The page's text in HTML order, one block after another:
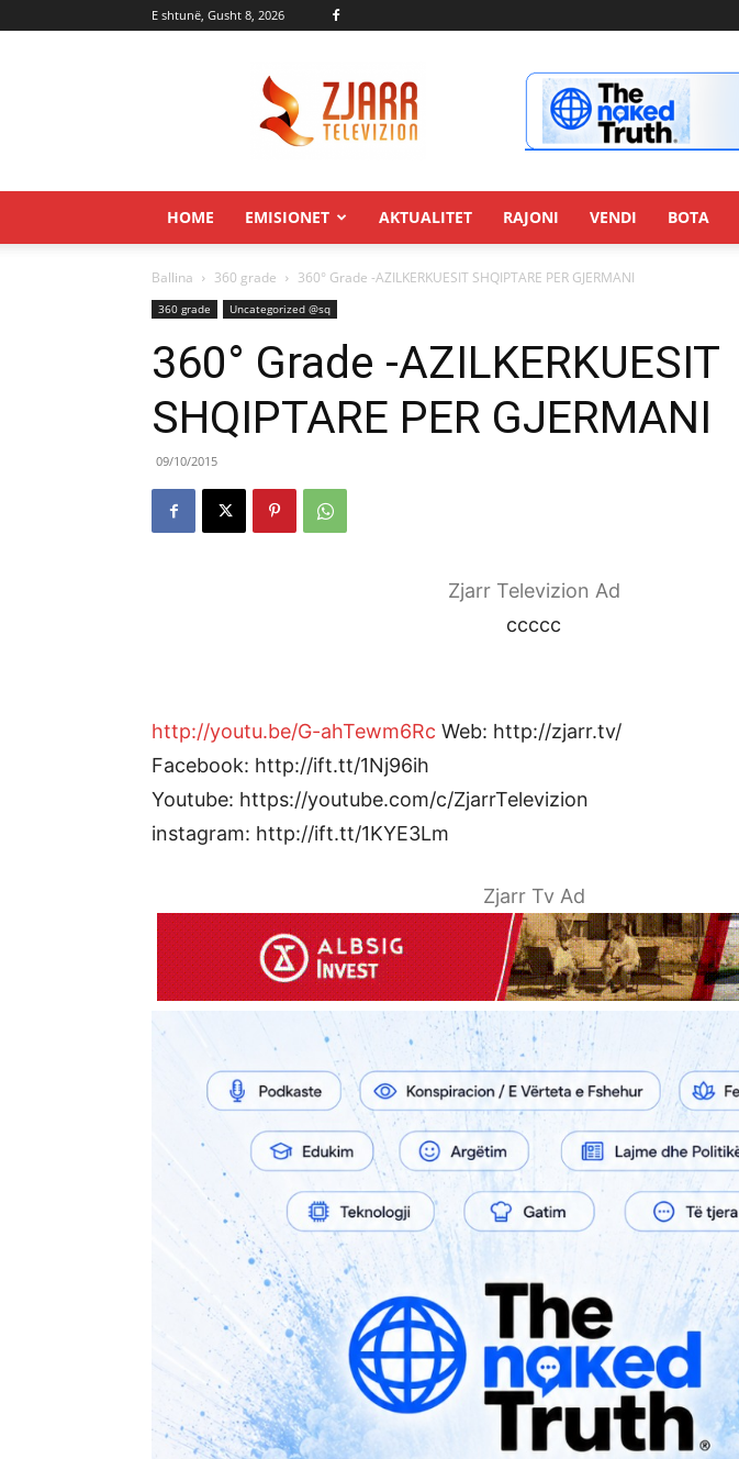
E shtunë, Gusht 8, 2026
HOME EMISIONET AKTUALITET RAJONI VENDI BOTA
Ballina 360 grade 360° Grade -AZILKERKUESIT SHQIPTARE PER GJERMANI
360 grade Uncategorized @sq
360° Grade -AZILKERKUESIT
SHQIPTARE PER GJERMANI
09/10/2015
Zjarr Televizion Ad
ccccc
http://youtu.be/G-ahTewm6Rc Web: http://zjarr.tv/
Facebook: http://ift.tt/1Nj96ih
Youtube: https://youtube.com/c/ZjarrTelevizion
instagram: http://ift.tt/1KYE3Lm
Zjarr Tv Ad